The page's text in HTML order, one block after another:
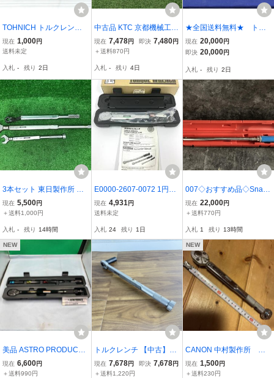
TOHNICH トルクレンチ 2
2XT. 41. 1N. m【動作 確
認済】 中古品
現在 1,000円
送料未定
入札 - 残り 2日
中古品 KTC 京都機械工具
12.7sq. ホイールナット専
用 トルクレンチ (設定ト
03
現在 7,478円 即決 7,480円
＋送料870円
入札 - 残り 4日
★全国送料無料★ トー
ニチ TOHNICHI 東日 12.7
sq トルクレンチ QL200N
ット型 新品
現在 20,000円
即決 20,000円
入札 - 残り 2日
3本セット 東日製作所 ト
ルクレンチ 1400QL 1800
QSP 2800CL2 TOHNICHI
ル
現在 5,500円
＋送料1,000円
入札 - 残り 14時間
E0000-2607-0072 1円出
品 工具 ハンドツール TO
NE トネ 単能形トルクレ
ス 付き
現在 4,931円
送料未定
入札 24 残り 1日
007◇おすすめ品◇Snap-
On 1/2トルクレンチ QJM
R330B 未校正につき精度
現在 22,000円
＋送料770円
入札 1 残り 13時間
NEW
美品 ASTRO PRODUCTS
プリセット型トルクレン
チ TQS026 1/2DR ◆201
現在 6,600円
＋送料990円
トルクレンチ 【中古】TO
HNICHI 東日 1800QL 工
具 ハンドツール 全長約47
現在 7,678円 即決 7,678円
＋送料1,220円
NEW
CANON 中村製作所 ト
ルクレンチ N230QLK
現在 1,500円
＋送料230円